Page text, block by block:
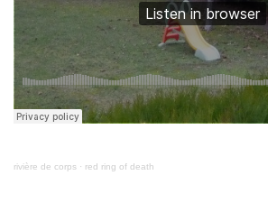
rivière de corps · red ring of death